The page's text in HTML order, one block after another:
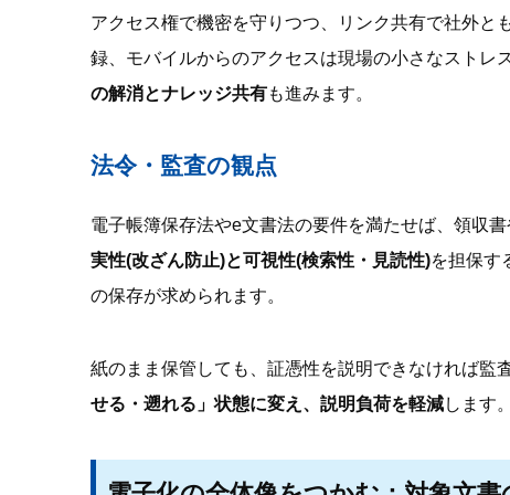
アクセス権で機密を守りつつ、リンク共有で社外
録、モバイルからのアクセスは現場の小さなストレ
の解消とナレッジ共有も進みます。
法令・監査の観点
電子帳簿保存法やe文書法の要件を満たせば、領収
実性(改ざん防止)と可視性(検索性・見読性)を担保す
の保存が求められます。
紙のまま保管しても、証憑性を説明できなければ監
せる・遡れる」状態に変え、説明負荷を軽減します。